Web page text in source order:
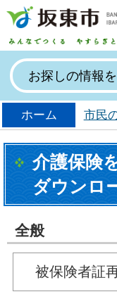
ホーム 市民
介護保険
ダウンロ
全般
被保険者証